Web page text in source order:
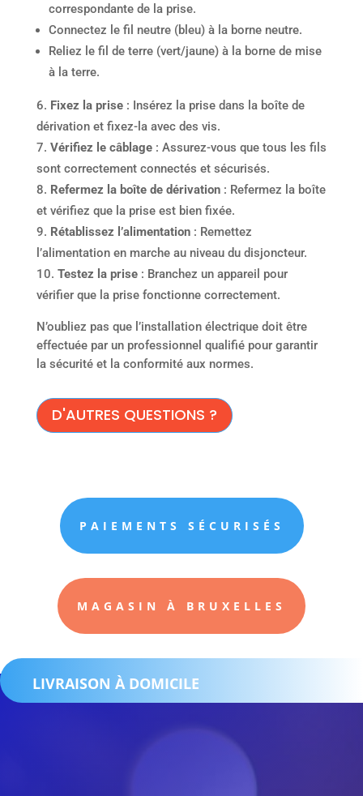
correspondante de la prise.
Connectez le fil neutre (bleu) à la borne neutre.
Reliez le fil de terre (vert/jaune) à la borne de mise
à la terre.
Fixez la prise : Insérez la prise dans la boîte de
dérivation et fixez-la avec des vis.
Vérifiez le câblage : Assurez-vous que tous les fils
sont correctement connectés et sécurisés.
Refermez la boîte de dérivation : Refermez la boîte
et vérifiez que la prise est bien fixée.
Rétablissez l’alimentation : Remettez
l’alimentation en marche au niveau du disjoncteur.
Testez la prise : Branchez un appareil pour
vérifier que la prise fonctionne correctement.
N’oubliez pas que l’installation électrique doit être
effectuée par un professionnel qualifié pour garantir
la sécurité et la conformité aux normes.
D'AUTRES QUESTIONS ?
PAIEMENTS SÉCURISÉS
MAGASIN À BRUXELLES
LIVRAISON À DOMICILE